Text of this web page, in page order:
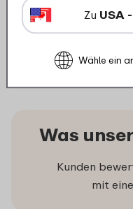
369
Was
Kunden
mit
Zu USA